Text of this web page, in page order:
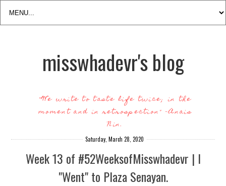
misswhadevr's blog
"We write to taste life twice; in the
moment and in retrospection" -Anais
Nin.
Saturday, March 28, 2020
Week 13 of #52WeeksofMisswhadevr | I
"Went" to Plaza Senayan.